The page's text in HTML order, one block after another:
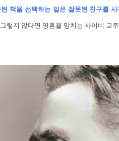
책을 선택하는 일은 잘못된 친구를
그렇지 않다면 영혼을 망치는 사이비 교